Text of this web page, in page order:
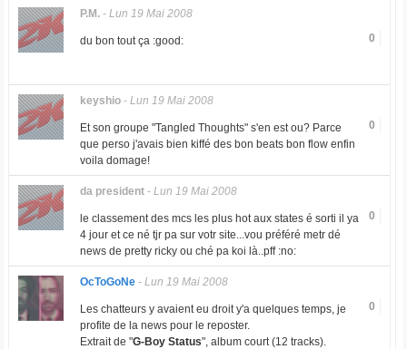
P.M.- Lun 19 Mai 2008
0
du bon tout ça :good:
keyshio- Lun 19 Mai 2008
0
Et son groupe "Tangled Thoughts" s'en est ou? Parce
que perso j'avais bien kiffé des bon beats bon flow enfin
voila domage!
da president- Lun 19 Mai 2008
0
le classement des mcs les plus hot aux states é sorti il ya
4 jour et ce né tjr pa sur votr site...vou préféré metr dé
news de pretty ricky ou ché pa koi là..pff :no:
OcToGoNe- Lun 19 Mai 2008
0
Les chatteurs y avaient eu droit y'a quelques temps, je
profite de la news pour le reposter.
Extrait de "G-Boy Status", album court (12 tracks).